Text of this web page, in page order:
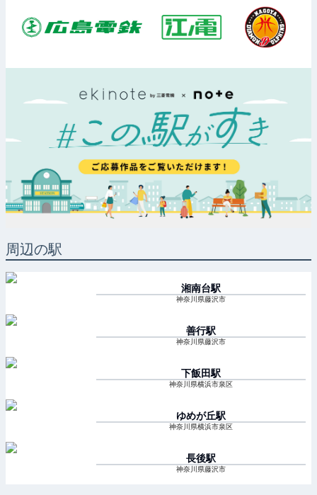
周辺の駅
湘南台駅
神奈川県藤沢市
善行駅
神奈川県藤沢市
下飯田駅
神奈川県横浜市泉区
ゆめが丘駅
神奈川県横浜市泉区
長後駅
神奈川県藤沢市